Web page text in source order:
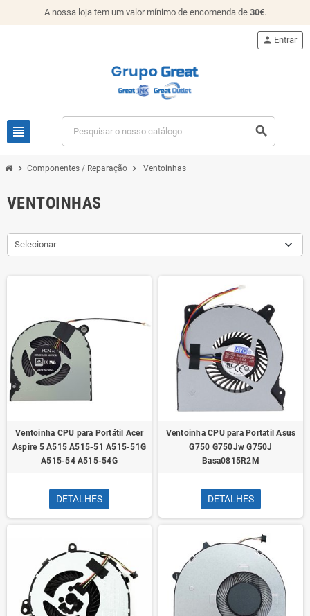
A nossa loja tem um valor mínimo de encomenda de 30€.
view_headline search
person Entrar
chevron_right Componentes / Reparação chevron_right Ventoinhas
VENTOINHAS
Selecionar
Ventoinha CPU para Portátil Acer
Aspire 5 A515 A515-51 A515-51G
A515-54 A515-54G
DETALHES
Ventoinha CPU para Portatil Asus
G750 G750Jw G750J
Basa0815R2M
DETALHES